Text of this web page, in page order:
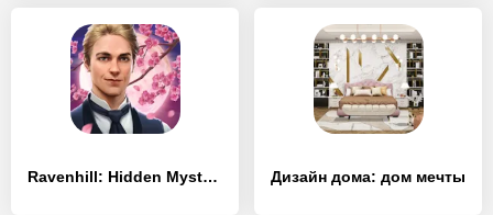
Ravenhill: Hidden Mystery Дизайн дома: дом мечты